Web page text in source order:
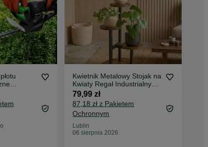
do
Kwietnik Metalowy Stojak na
Kwiaty Regał Industrialny
Półka na Książki
79,99 zł
87,18 zł z Pakietem
Ochronnym
Lublin
06 sierpnia 2026